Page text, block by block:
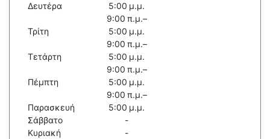
Δευτέρα
5:00 μ.μ.
Τρίτη
9:00 π.μ.–
5:00 μ.μ.
Τετάρτη
9:00 π.μ.–
5:00 μ.μ.
Πέμπτη
9:00 π.μ.–
5:00 μ.μ.
Παρασκευή
9:00 π.μ.–
5:00 μ.μ.
Σάββατο
-
Κυριακή
-